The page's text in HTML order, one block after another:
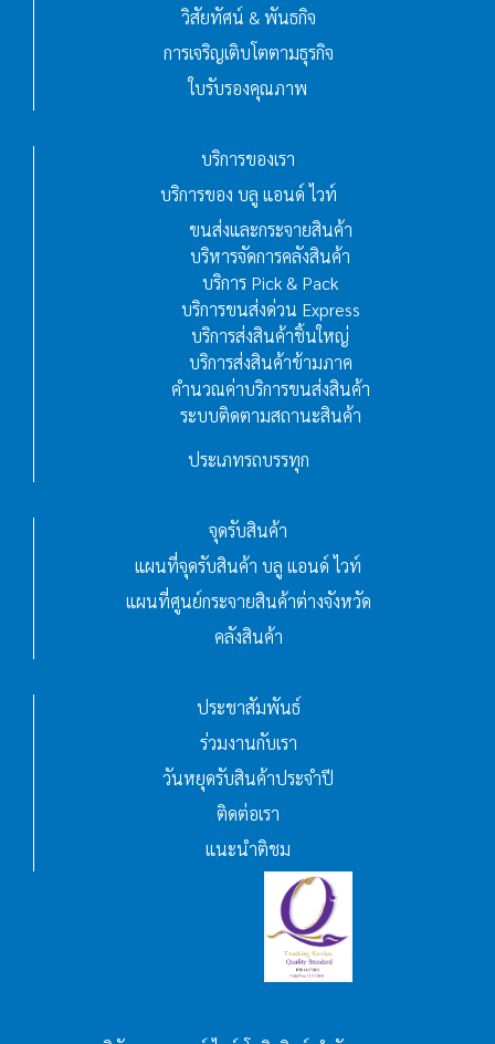
วิสัยทัศน์ & พันธกิจ
การเจริญเติบโตตามธุรกิจ
ใบรับรองคุณภาพ
บริการของเรา
บริการของ บลู แอนด์ ไวท์
ขนส่งและกระจายสินค้า
บริหารจัดการคลังสินค้า
บริการ Pick & Pack
บริการขนส่งด่วน Express
บริการส่งสินค้าชิ้นใหญ่
บริการส่งสินค้าข้ามภาค
คำนวณค่าบริการขนส่งสินค้า
ระบบติดตามสถานะสินค้า
ประเภทรถบรรทุก
จุดรับสินค้า
แผนที่จุดรับสินค้า บลู แอนด์ ไวท์
แผนที่ศูนย์กระจายสินค้าต่างจังหวัด
คลังสินค้า
ประชาสัมพันธ์
ร่วมงานกับเรา
วันหยุดรับสินค้าประจำปี
ติดต่อเรา
แนะนำติชม